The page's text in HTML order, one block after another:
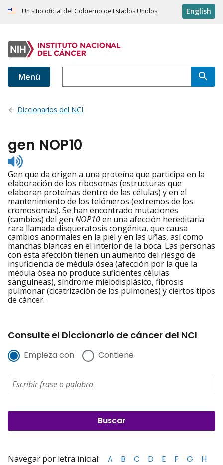
Un sitio oficial del Gobierno de Estados Unidos English
Menú
Diccionarios del NCI
gen NOP10
Listen
to
pronunciation
Gen que da origen a una proteína que participa en la
elaboración de los ribosomas (estructuras que
elaboran proteínas dentro de las células) y en el
mantenimiento de los telómeros (extremos de los
cromosomas). Se han encontrado mutaciones
(cambios) del gen NOP10en una afección hereditaria
rara llamada disqueratosis congénita, que causa
cambios anormales en la piel y en las uñas, así como
manchas blancas en el interior de la boca. Las personas
con esta afección tienen un aumento del riesgo de
insuficiencia de médula ósea (afección por la que la
médula ósea no produce suficientes células
sanguíneas), síndrome mielodisplásico, fibrosis
pulmonar (cicatrización de los pulmones) y ciertos tipos
de cáncer.
Consulte el Diccionario de cáncer del NCI
Empieza con Contiene
Navegar por letra inicial: A B C D E F G
H